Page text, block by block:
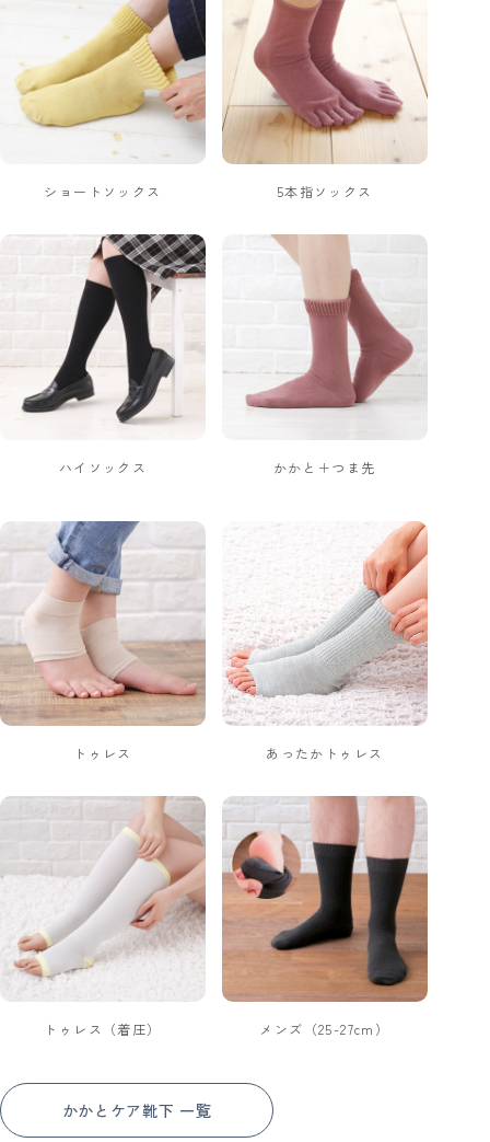
ショートソックス 5本指ソックス
ハイソックス かかと＋つま先
トゥレス あったかトゥレス
トゥレス（着圧） メンズ（25-27cm）
かかとケア靴下 一覧